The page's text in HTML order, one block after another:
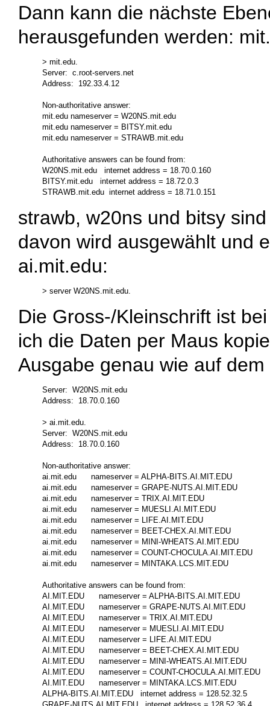
Dann kann die nächste
herausgefunden werden:
> mit.edu.
Server:  c.root-servers.net
Address:  192.33.4.12
Non-authoritative answer:
mit.edu nameserver = W20NS.mit.edu
mit.edu nameserver = BITSY.mit.edu
mit.edu nameserver = STRAWB.mit.edu
Authoritative answers can be found from:
W20NS.mit.edu   internet address = 18.70.0.160
BITSY.mit.edu   internet address = 18.72.0.3
strawb, w20ns und bitsy
davon wird ausgewählt und
ai.mit.edu:
Die Gross-/Kleinschrift ist
ich die Daten per Maus
Ausgabe genau wie auf
Server:  W20NS.mit.edu
Address:  18.70.0.160
> ai.mit.edu.
Server:  W20NS.mit.edu
Address:  18.70.0.160
Non-authoritative answer:
ai.mit.edu      nameserver = ALPHA-BITS.AI.MIT.EDU
ai.mit.edu      nameserver = GRAPE-NUTS.AI.MIT.EDU
ai.mit.edu      nameserver = TRIX.AI.MIT.EDU
ai.mit.edu      nameserver = MUESLI.AI.MIT.EDU
ai.mit.edu      nameserver = LIFE.AI.MIT.EDU
ai.mit.edu      nameserver = BEET-CHEX.AI.MIT.EDU
ai.mit.edu      nameserver = MINI-WHEATS.AI.MIT.EDU
ai.mit.edu      nameserver = COUNT-CHOCULA.AI.MIT.EDU
ai.mit.edu      nameserver = MINTAKA.LCS.MIT.EDU
Authoritative answers can be found from:
AI.MIT.EDU      nameserver = ALPHA-BITS.AI.MIT.EDU
AI.MIT.EDU      nameserver = GRAPE-NUTS.AI.MIT.EDU
AI.MIT.EDU      nameserver = TRIX.AI.MIT.EDU
AI.MIT.EDU      nameserver = MUESLI.AI.MIT.EDU
AI.MIT.EDU      nameserver = LIFE.AI.MIT.EDU
AI.MIT.EDU      nameserver = BEET-CHEX.AI.MIT.EDU
AI.MIT.EDU      nameserver = MINI-WHEATS.AI.MIT.EDU
AI.MIT.EDU      nameserver = COUNT-CHOCULA.AI.MIT.EDU
AI.MIT.EDU      nameserver = MINTAKA.LCS.MIT.EDU
ALPHA-BITS.AI.MIT.EDU   internet address = 128.52.32.5
GRAPE-NUTS.AI.MIT.EDU   internet address = 128.52.36.4